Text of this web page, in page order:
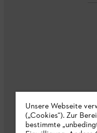
Unsere Webseite
(„Cookies“). Zur
bestimmte